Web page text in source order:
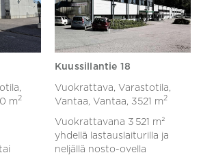
m2
Kuussillantie 18
Vuokrattava, Varastotila,
Vantaa, Vantaa, 3521 m2
Vuokrattavana 3 521 m²
yhdellä lastauslaiturilla ja
neljällä nosto-ovella